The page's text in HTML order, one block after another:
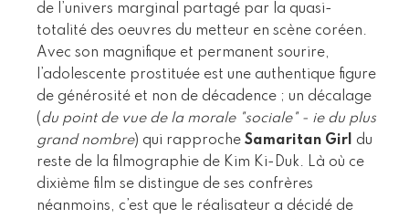
de l’univers marginal partagé par la quasi-
totalité des oeuvres du metteur en scène coréen.
Avec son magnifique et permanent sourire,
l’adolescente prostituée est une authentique figure
de générosité et non de décadence ; un décalage
(du point de vue de la morale "sociale" - ie du plus
grand nombre) qui rapproche Samaritan Girl
du
reste de la filmographie de Kim Ki-Duk. Là où ce
dixième film se distingue de ses confrères
néanmoins, c’est que le réalisateur a décidé de